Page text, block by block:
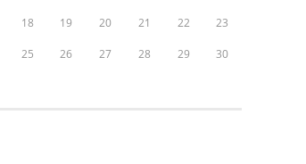
18 19 20 21 22 23
25 26 27 28 29 30